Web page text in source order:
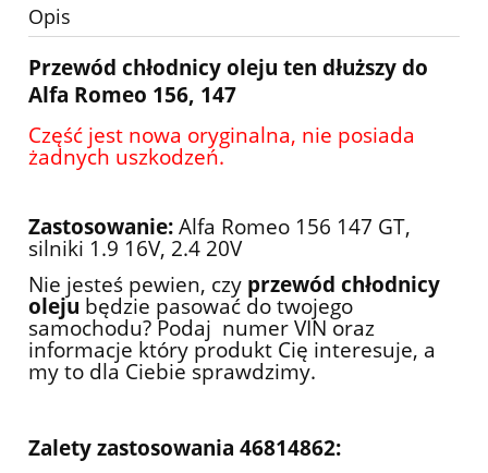
Opis
Przewód chłodnicy oleju ten dłuższy do
Alfa Romeo 156, 147
Część jest nowa oryginalna, nie posiada
żadnych uszkodzeń.
Zastosowanie: Alfa Romeo 156 147 GT,
silniki 1.9 16V, 2.4 20V
Nie jesteś pewien, czy przewód chłodnicy
oleju będzie pasować do twojego
samochodu? Podaj numer VIN oraz
informacje który produkt Cię interesuje, a
my to dla Ciebie sprawdzimy.
Zalety zastosowania 46814862: